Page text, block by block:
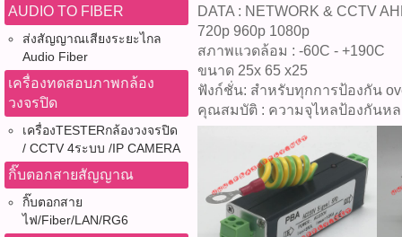
AUDIO TO FIBER
ส่งสัญญาณเสียงระยะไกล
Audio Fiber
เครื่องทดสอบภาพกล้อง
วงจรปิด
เครื่องTESTERกล้องวงจรปิด
/ CCTV 4ระบบ /IP CAMERA
กิ๊บตอกสายสัญญาณ
กิ๊บตอกสาย
ไฟ/Fiber/LAN/RG6
DATA : NETWORK & CCTV
720p 960p 1080p
สภาพแวดล้อม : -60C - +190C
ขนาด 25x 65 x25
ฟังก์ชั่น: สำหรับทุกการป้องกัน
คุณสมบัติ : ความจุไหลป้องกันหล